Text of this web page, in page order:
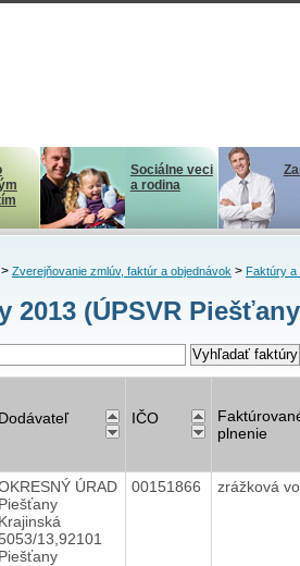
Sociálne veci
a rodina
Zverejňovanie zmlúv, faktúr a objednávok> Faktúry a
2013 (ÚPSVR
Dodávateľ IČO
plnenie
ÚRAD
Piešťany
Krajinská
13,92101
Piešťany
00151866 zrážková